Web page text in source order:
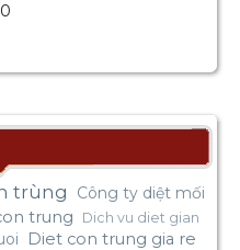
trùng Công ty diệt mối
trung Dich vu diet gian
Diet con trung gia re